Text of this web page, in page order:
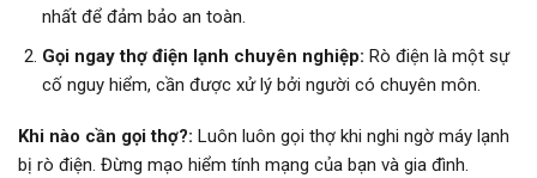
nhất để đảm bảo an toàn.
Gọi ngay thợ điện lạnh chuyên nghiệp: Rò điện là một sự
cố nguy hiểm, cần được xử lý bởi người có chuyên môn.
Khi nào cần gọi thợ?: Luôn luôn gọi thợ khi nghi ngờ máy lạnh
bị rò điện. Đừng mạo hiểm tính mạng của bạn và gia đình.